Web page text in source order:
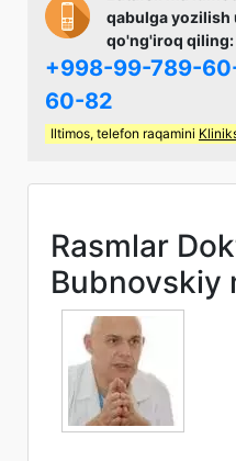
qabulga yozilish
qo'ng'iroq qiling:
+998-99-789-
60-82
Iltimos, telefon raqamini
Rasmlar
Bubnovskiy